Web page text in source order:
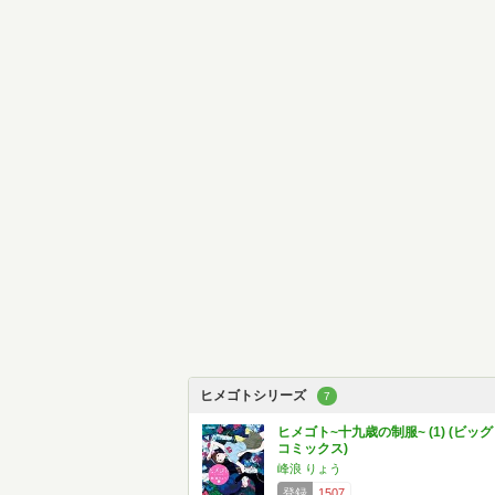
ヒメゴトシリーズ 7
ヒメゴト~十九歳の制服~ (1) (ビッグ
コミックス)
峰浪 りょう